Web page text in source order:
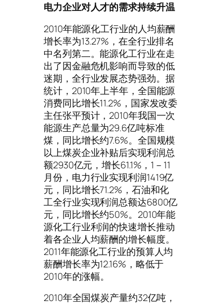
电力企业对人才的需求持续升温
2010年能源化工行业的人均薪酬
增长率为13.27%，在全行业排名
中名列第二。能源化工行业在走
出了因金融危机影响而导致的低
迷期，全行业发展态势强劲。据
统计，2010年上半年，全国能源
消费同比增长11.2%，国家发改委
主任张平预计，2010年我国一次
能源生产总量为29.6亿吨标准
煤，同比增长约7.6%。全国规模
以上煤炭企业补贴后实现利润总
额2930亿元，增长61.1%，1－11
月份，电力行业实现利润1419亿
元，同比增长71.2%，石油和化
工全行业实现利润总额达6800亿
元，同比增长约50%。2010年能
源化工行业利润的快速增长推动
着各企业人均薪酬的增长幅度。
2011年能源化工行业的预算人均
薪酬增长率为12.16%，略低于
2010年的涨幅。
2010年全国煤炭产量约32亿吨，